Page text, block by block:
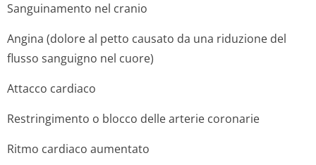
Sanguinamento nel cranio
Angina (dolore al petto causato da una riduzione del
flusso sanguigno nel cuore)
Attacco cardiaco
Restringimento o blocco delle arterie coronarie
Ritmo cardiaco aumentato